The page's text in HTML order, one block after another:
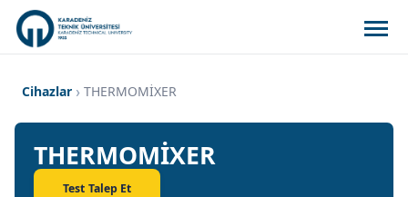
Cihazlar THERMOMİXER
THERMOMİXER
Test Talep Et